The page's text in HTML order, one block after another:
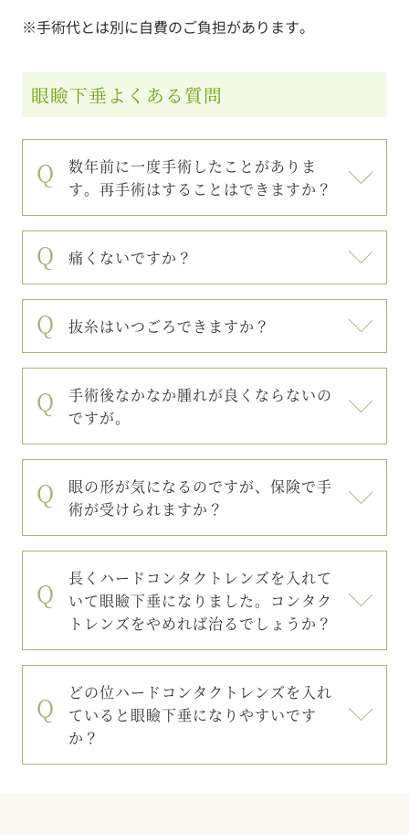
※手術代とは別に自費のご負担があります。
眼瞼下垂よくある質問
数年前に一度手術したことがありま
す。再手術はすることはできますか？
痛くないですか？
抜糸はいつごろできますか？
手術後なかなか腫れが良くならないの
ですが。
眼の形が気になるのですが、保険で手
術が受けられますか？
長くハードコンタクトレンズを入れて
いて眼瞼下垂になりました。コンタク
トレンズをやめれば治るでしょうか？
どの位ハードコンタクトレンズを入れ
ていると眼瞼下垂になりやすいです
か？